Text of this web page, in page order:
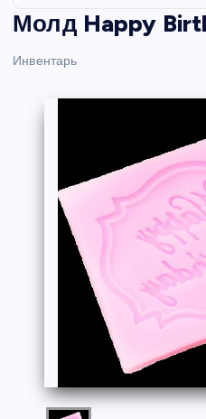
Молд Happy
Инвентарь